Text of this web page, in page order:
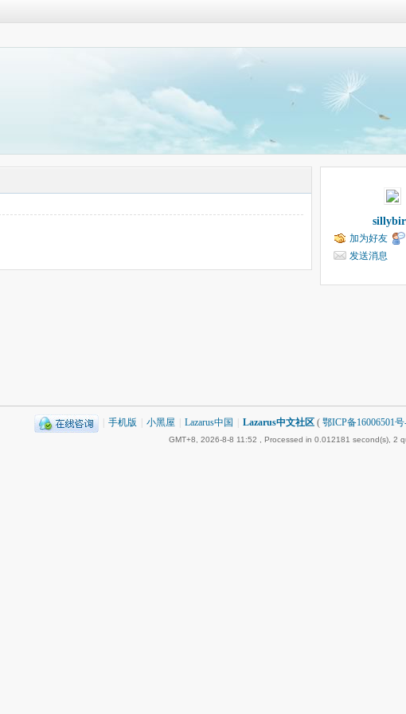
加为好友
发送消息
手机版 小黑屋 Lazarus中国 Lazarus中文社区 ( 鄂ICP备16006501
GMT+8, 2026-8-8 11:52 , Processed in 0.012181 second(s), 2